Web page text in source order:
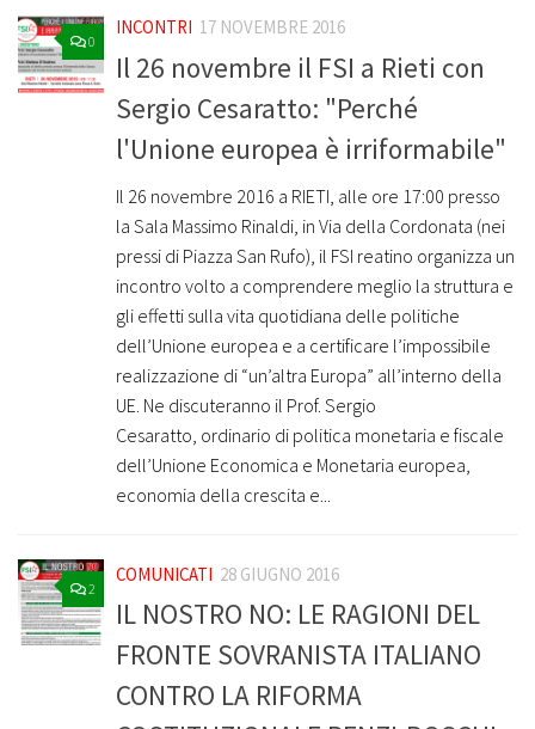
0
INCONTRI 17 NOVEMBRE 2016
Il 26 novembre il FSI a Rieti con
Sergio Cesaratto: "Perché
l'Unione europea è irriformabile"
Il 26 novembre 2016 a RIETI, alle ore 17:00 presso
la Sala Massimo Rinaldi, in Via della Cordonata (nei
pressi di Piazza San Rufo), il FSI reatino organizza un
incontro volto a comprendere meglio la struttura e
gli effetti sulla vita quotidiana delle politiche
dell’Unione europea e a certificare l’impossibile
realizzazione di “un’altra Europa” all’interno della
UE. Ne discuteranno il Prof. Sergio
Cesaratto, ordinario di politica monetaria e fiscale
dell’Unione Economica e Monetaria europea,
economia della crescita e...
2
COMUNICATI 28 GIUGNO 2016
IL NOSTRO NO: LE RAGIONI DEL
FRONTE SOVRANISTA ITALIANO
CONTRO LA RIFORMA